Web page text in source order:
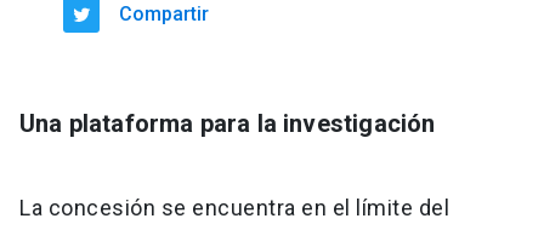
Compartir
Una plataforma para la investigación
La concesión se encuentra en el límite del